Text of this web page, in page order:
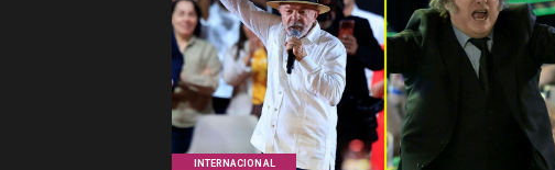
INTERNACIONAL